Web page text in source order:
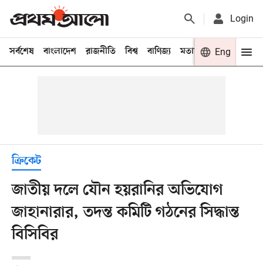
Login
সর্বশেষ বাংলাদেশ রাজনীতি বিশ্ব বাণিজ্য মতামত খেলা
Eng
ক্রিকেট
জাতীয় দলে যৌন হয়রানির অভিযোগ
জাহানারার, তদন্ত কমিটি গঠনের সিদ্ধান্ত
বিসিবির